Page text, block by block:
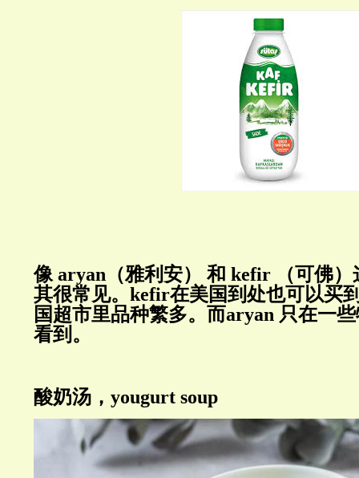
像 aryan （雅利安） 和 kefir
（可佛
其很常见。 kefir在美国到处也可以买
国超市里品种繁多。而aryan 只在一
看到。
酸奶汤， yougurt soup